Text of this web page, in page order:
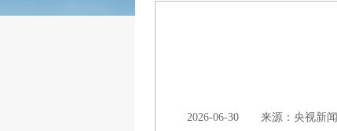
2026-06-30 来源：央视新闻